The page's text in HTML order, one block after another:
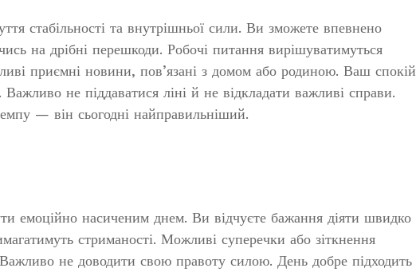
стабільності та внутрішньої сили. Ви зможете впевнено
на дрібні перешкоди. Робочі питання вирішуватимуться
приємні новини, пов’язані з домом або родиною. Ваш спокій
не піддаватися ліні й не відкладати важливі справи.
— він сьогодні найправильніший.
емоційно насиченим днем. Ви відчуєте бажання діяти швидко
стриманості. Можливі суперечки або зіткнення
не доводити свою правоту силою. День добре підходить